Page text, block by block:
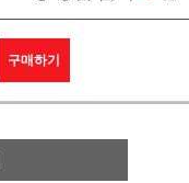
구매하기